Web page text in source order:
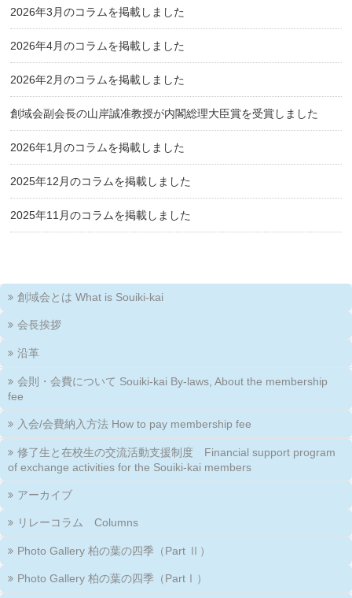
2026年3月のコラムを掲載しました
2026年4月のコラムを掲載しました
2026年2月のコラムを掲載しました
創域会副会長の山岸誠准教授が内閣総理大臣賞を受賞しました
2026年1月のコラムを掲載しました
2025年12月のコラムを掲載しました
2025年11月のコラムを掲載しました
創域会とは What is Souiki-kai
会長挨拶
沿革
会則・会費について Souiki-kai By-laws, About the membership
fee
入会/会費納入方法 How to pay membership fee
修了生と在校生の交流活動支援制度 Financial support program
of exchange activities for the Souiki-kai members
アーカイブ
リレーコラム Columns
Photo Gallery 柏の葉の四季（Part Ⅱ）
Photo Gallery 柏の葉の四季（PartⅠ）